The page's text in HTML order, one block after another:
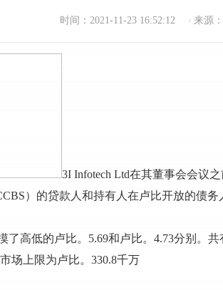
时间：2021-11-23 16:52:12 来源：
3I Infotech Ltd在其董事会会议
）的贷款人和持有人在卢比开放的债
了高低的卢比。5.69和卢比。4.73分别。共
场上限为卢比。330.8千万